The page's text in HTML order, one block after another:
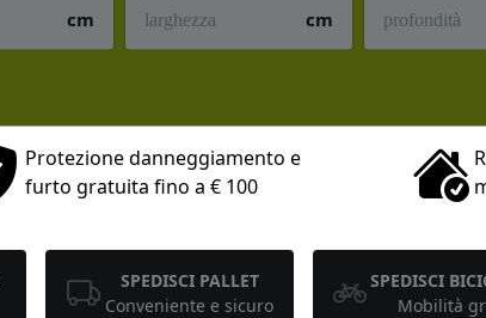
cm cm
Protezione danneggiamento e
furto gratuita fino a € 100
SPEDISCI PALLET
Conveniente e sicuro
SPEDISCI
Mobilità